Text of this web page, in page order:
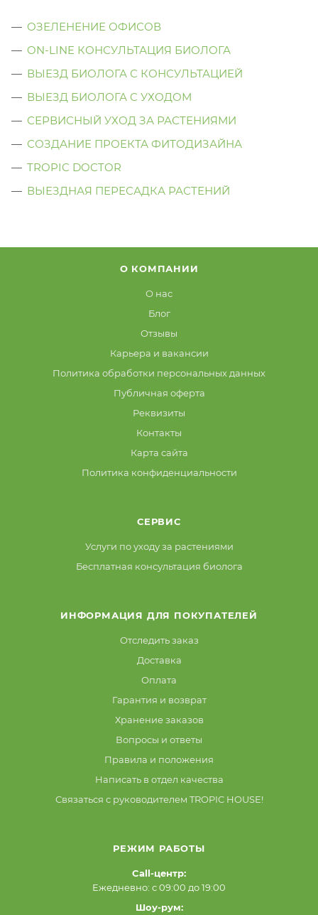
ОЗЕЛЕНЕНИЕ ОФИСОВ
ON-LINE КОНСУЛЬТАЦИЯ БИОЛОГА
ВЫЕЗД БИОЛОГА С КОНСУЛЬТАЦИЕЙ
ВЫЕЗД БИОЛОГА C УХОДОМ
СЕРВИСНЫЙ УХОД ЗА РАСТЕНИЯМИ
СОЗДАНИЕ ПРОЕКТА ФИТОДИЗАЙНА
TROPIC DOCTOR
ВЫЕЗДНАЯ ПЕРЕСАДКА РАСТЕНИЙ
О КОМПАНИИ
О нас
Блог
Отзывы
Карьера и вакансии
Политика обработки персональных данных
Публичная оферта
Реквизиты
Контакты
Карта сайта
Политика конфиденциальности
СЕРВИС
Услуги по уходу за растениями
Бесплатная консультация биолога
ИНФОРМАЦИЯ ДЛЯ ПОКУПАТЕЛЕЙ
Отследить заказ
Доставка
Оплата
Гарантия и возврат
Хранение заказов
Вопросы и ответы
Правила и положения
Написать в отдел качества
Связаться с руководителем TROPIC HOUSE!
РЕЖИМ РАБОТЫ
Call-центр:
Ежедневно: с 09:00 до 19:00
Шоу-рум: